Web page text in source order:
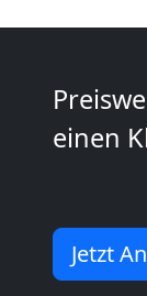
einen
Jetzt